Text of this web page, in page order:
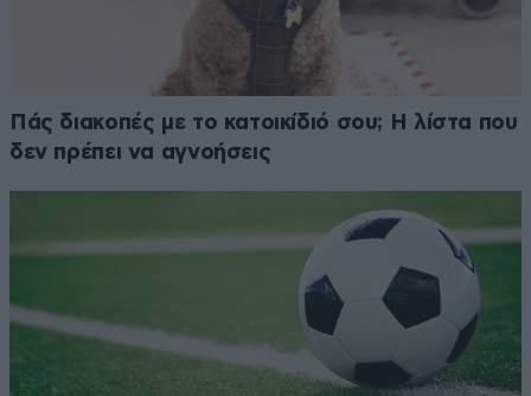
Πάς διακοπές με το κατοικίδιό σου; Η λίστα που
δεν πρέπει να αγνοήσεις